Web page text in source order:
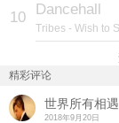
10 Dancehall
Tribes - Wish to
精彩评论
世界所有相
2018年9月20日